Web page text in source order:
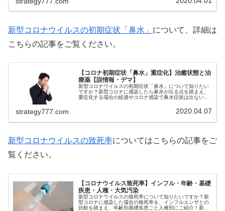
新型コロナウイルスの初期症状「鼻水」 について、詳細は
こちらの記事をご覧ください。
【コロナ初期症状「鼻水」重症化】治癒状態と治
療薬【誤情報・デマ】
新型コロナウイルスの初期症状「鼻水」について知りたい
ですか？新型コロナに感染したら鼻水が出る点を踏まえ、
重症化する場合の経過やコロナ感染で鼻水症状は出ないと
strategy777.com 2020.04.07
新型コロナウイルスの致死率についてはこちらの記事をご
覧ください。
【コロナウイルス致死率】インフル・年齢・基礎
疾患・人種・大気汚染
新型コロナウイルスの致死率について知りたいですか？新
型コロナに感染した場合の致死率を、インフルエンザとの
比較を踏まえ、年齢別基礎疾患ごと人種別にご紹介！新型